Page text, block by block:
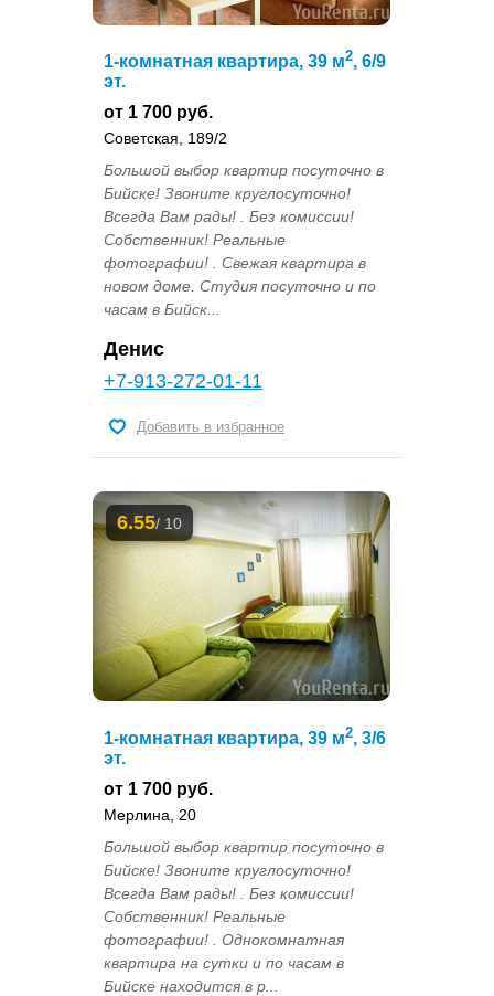
1-комнатная квартира, 39 м2, 6/9
эт.
от 1 700 руб.
Советская, 189/2
Большой выбор квартир посуточно в
Бийске! Звоните круглосуточно!
Всегда Вам рады! . Без комиссии!
Собственник! Реальные
фотографии! . Свежая квартира в
новом доме. Студия посуточно и по
часам в Бийск...
Денис
+7-913-272-01-11
Добавить в избранное
6.55/ 10
1-комнатная квартира, 39 м2, 3/6
эт.
от 1 700 руб.
Мерлина, 20
Большой выбор квартир посуточно в
Бийске! Звоните круглосуточно!
Всегда Вам рады! . Без комиссии!
Собственник! Реальные
фотографии! . Однокомнатная
квартира на сутки и по часам в
Бийске находится в р...